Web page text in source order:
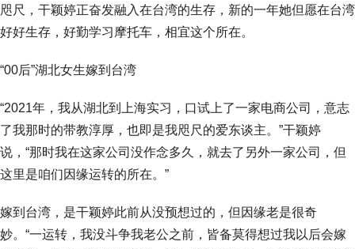
咫尺，干颖婷正奋发融入在台湾的生存，新的一年她但愿在台湾
好好生存，好勤学习摩托车，相宜这个所在。
“00后”湖北女生嫁到台湾
“2021年，我从湖北到上海实习，口试上了一家电商公司，意志
了我那时的带教淳厚，也即是我咫尺的爱东谈主。”干颖婷
说，“那时我在这家公司没作念多久，就去了另外一家公司，但
这里是咱们因缘运转的所在。”
嫁到台湾，是干颖婷此前从没预想过的，但因缘老是很奇
妙。“一运转，我没斗争我老公之前，皆备莫得想过我以后会嫁